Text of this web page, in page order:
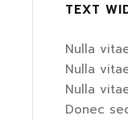
TEXT
Nulla
Nulla
Nulla
Donec